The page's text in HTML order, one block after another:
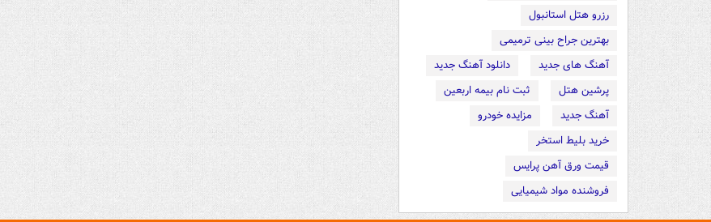
رزرو هتل استانبول
بهترین جراح بینی ترمیمی
آهنگ های جدید
دانلود آهنگ جدید
پرشین هتل
ثبت نام بیمه اربعین
آهنگ جدید
مزایده خودرو
خرید بلیط استخر
قیمت ورق آهن پرایس
فروشنده مواد شیمیایی